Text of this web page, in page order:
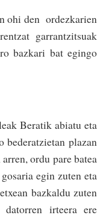
ohi den ordezkarien
garrantzitsuak
bazkari bat egingo
Beratik abiatu eta
plazan
ordu pare batea
egin zuten eta
bazkaldu zuten
datorren irteera ere